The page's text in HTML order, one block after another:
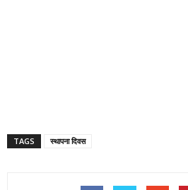
TAGS स्थापना दिवस